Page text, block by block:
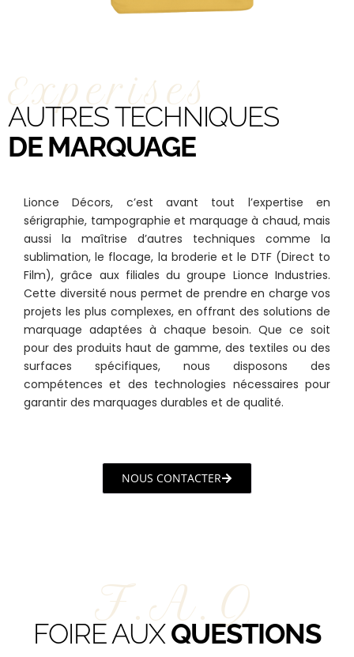
Experises
AUTRES TECHNIQUES
DE MARQUAGE
Lionce Décors, c’est avant tout l’expertise en
sérigraphie, tampographie et marquage à chaud, mais
aussi la maîtrise d’autres techniques comme la
sublimation, le flocage, la broderie et le DTF (Direct to
Film), grâce aux filiales du groupe Lionce Industries.
Cette diversité nous permet de prendre en charge vos
projets les plus complexes, en offrant des solutions de
marquage adaptées à chaque besoin. Que ce soit
pour des produits haut de gamme, des textiles ou des
surfaces spécifiques, nous disposons des
compétences et des technologies nécessaires pour
garantir des marquages durables et de qualité.
NOUS CONTACTER
F.A.Q
FOIRE AUXQUESTIONS